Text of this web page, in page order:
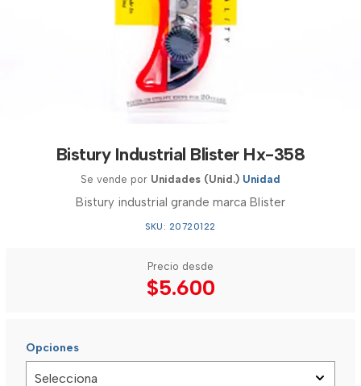
Bistury Industrial Blister Hx-358
Se vende por Unidades (Unid.) Unidad
Bistury industrial grande marca Blister
SKU: 20720122
Precio desde
$5.600
Opciones